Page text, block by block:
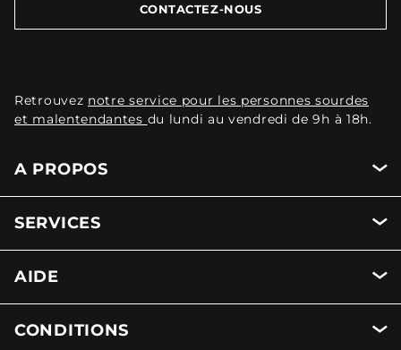
CONTACTEZ-NOUS
Retrouvez notre service pour les personnes sourdes
et malentendantes du lundi au vendredi de 9h à 18h.
A PROPOS
SERVICES
AIDE
CONDITIONS